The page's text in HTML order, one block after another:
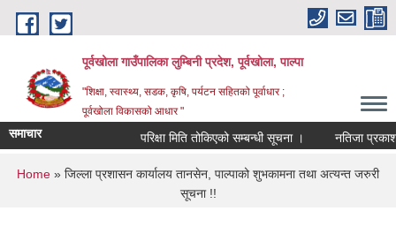
Skip to main content
पूर्वखोला गाउँपालिका लुम्बिनी प्रदेश, पूर्वखोला, पाल्पा
"शिक्षा, स्वास्थ्य, सडक, कृषि, पर्यटन सहितको पूर्वाधार ;
पूर्वखोला विकासको आधार "
समाचार परिक्षा मिति तोकिएको सम्बन्धी सूचना । नतिजा प्रकाशन
You are here
Home » जिल्ला प्रशासन कार्यालय तानसेन, पाल्पाको शुभकामना तथा अत्यन्त जरुरी
सूचना !!